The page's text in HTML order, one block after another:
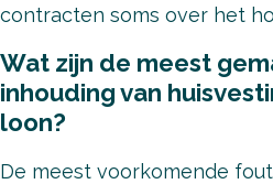
contracten soms over het
Wat zijn de meest
inhouding van
loon?
De meest voorkomende